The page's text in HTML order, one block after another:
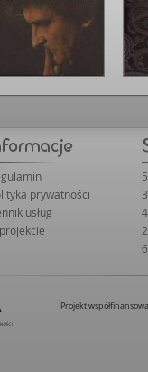
prywatności
usług
Projekt